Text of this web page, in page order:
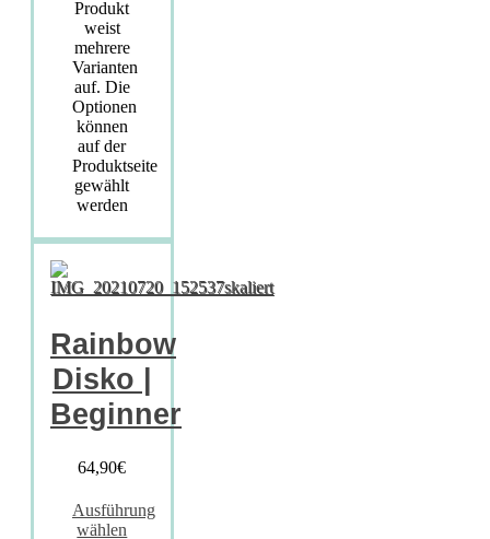
Produkt
weist
mehrere
Varianten
auf. Die
Optionen
können
auf der
Produktseite
gewählt
werden
Rainbow
Disko |
Beginner
64,90€
Ausführung
wählen